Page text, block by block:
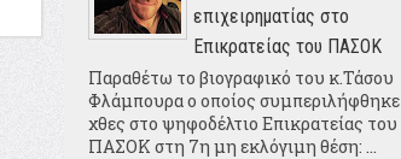
επιχειρηματίας στο
Επικρατείας του ΠΑΣΟΚ
Παραθέτω το βιογραφικό του κ.Τάσου
Φλάμπουρα ο οποίος συμπεριλήφθηκε
χθες στο ψηφοδέλτιο Επικρατείας του
ΠΑΣΟΚ στη 7η μη εκλόγιμη θέση: ...